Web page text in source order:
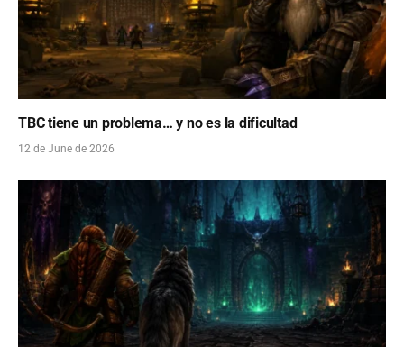
TBC tiene un problema… y no es la dificultad
12 de June de 2026